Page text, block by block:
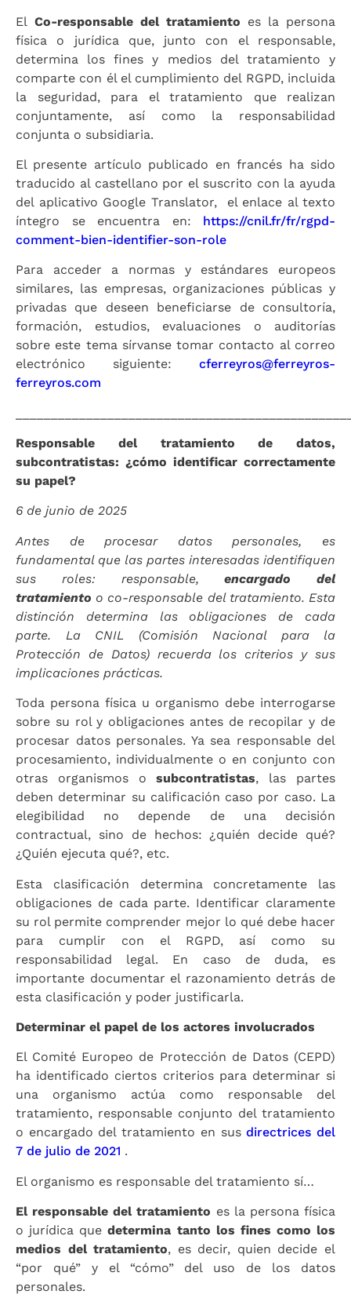
El Co-responsable del tratamiento es la persona
física o jurídica que, junto con el responsable,
determina los fines y medios del tratamiento y
comparte con él el cumplimiento del RGPD, incluida
la seguridad, para el tratamiento que realizan
conjuntamente, así como la responsabilidad
conjunta o subsidiaria.
El presente artículo publicado en francés ha sido
traducido al castellano por el suscrito con la ayuda
del aplicativo Google Translator, el enlace al texto
íntegro se encuentra en: https://cnil.fr/fr/rgpd-
comment-bien-identifier-son-role
Para acceder a normas y estándares europeos
similares, las empresas, organizaciones públicas y
privadas que deseen beneficiarse de consultoría,
formación, estudios, evaluaciones o auditorías
sobre este tema sírvanse tomar contacto al correo
electrónico siguiente: cferreyros@ferreyros-
ferreyros.com
Responsable del tratamiento de datos,
subcontratistas: ¿cómo identificar correctamente
su papel?
6 de junio de 2025
Antes de procesar datos personales, es
fundamental que las partes interesadas identifiquen
sus roles: responsable,encargado del
tratamiento o co-responsable del tratamiento. Esta
distinción determina las obligaciones de cada
parte. La CNIL (Comisión Nacional para la
Protección de Datos) recuerda los criterios y sus
implicaciones prácticas.
Toda persona física u organismo debe interrogarse
sobre su rol y obligaciones antes de recopilar y de
procesar datos personales. Ya sea responsable del
procesamiento, individualmente o en conjunto con
otras organismos osubcontratistas, las partes
deben determinar su calificación caso por caso. La
elegibilidad no depende de una decisión
contractual, sino de hechos: ¿quién decide qué?
¿Quién ejecuta qué?, etc.
Esta clasificación determina concretamente las
obligaciones de cada parte. Identificar claramente
su rol permite comprender mejor lo qué debe hacer
para cumplir con el RGPD, así como su
responsabilidad legal. En caso de duda, es
importante documentar el razonamiento detrás de
esta clasificación y poder justificarla.
Determinar el papel de los actores involucrados
El Comité Europeo de Protección de Datos (CEPD)
ha identificado ciertos criterios para determinar si
una organismo actúa como responsable del
tratamiento, responsable conjunto del tratamiento
o encargado del tratamiento en susdirectrices del
7 de julio de 2021 .
El organismo es responsable del tratamiento sí…
El responsable del tratamiento es la persona física
o jurídica quedetermina tanto los fines como los
medios del tratamiento, es decir, quien decide el
“por qué” y el “cómo” del uso de los datos
personales.